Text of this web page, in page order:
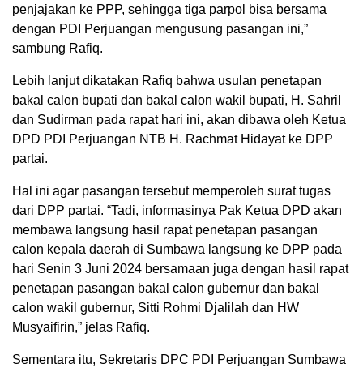
penjajakan ke PPP, sehingga tiga parpol bisa bersama
dengan PDI Perjuangan mengusung pasangan ini,”
sambung Rafiq.
Lebih lanjut dikatakan Rafiq bahwa usulan penetapan
bakal calon bupati dan bakal calon wakil bupati, H. Sahril
dan Sudirman pada rapat hari ini, akan dibawa oleh Ketua
DPD PDI Perjuangan NTB H. Rachmat Hidayat ke DPP
partai.
Hal ini agar pasangan tersebut memperoleh surat tugas
dari DPP partai. “Tadi, informasinya Pak Ketua DPD akan
membawa langsung hasil rapat penetapan pasangan
calon kepala daerah di Sumbawa langsung ke DPP pada
hari Senin 3 Juni 2024 bersamaan juga dengan hasil rapat
penetapan pasangan bakal calon gubernur dan bakal
calon wakil gubernur, Sitti Rohmi Djalilah dan HW
Musyaifirin,” jelas Rafiq.
Sementara itu, Sekretaris DPC PDI Perjuangan Sumbawa